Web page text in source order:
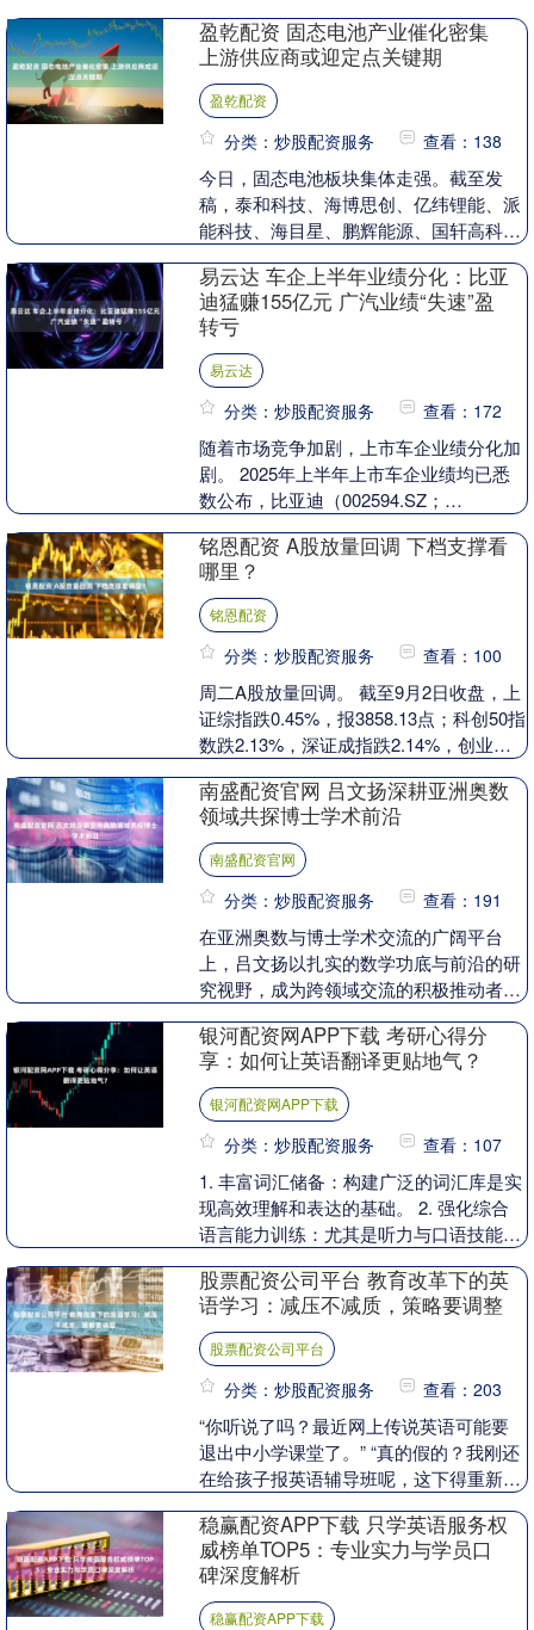
动下业绩高增，....
盈乾配资 固态电池产业催化密集
上游供应商或迎定点关键期
盈乾配资
分类：炒股配资服务 查看：138
今日，固态电池板块集体走强。截至发
稿，泰和科技、海博思创、亿纬锂能、派
能科技、海目星、鹏辉能源、国轩高科的
将于2025年9....
易云达 车企上半年业绩分化：比亚
迪猛赚155亿元 广汽业绩“失速”盈
转亏
易云达
分类：炒股配资服务 查看：172
随着市场竞争加剧，上市车企业绩分化加
剧。 2025年上半年上市车企业绩均已悉
数公布，比亚迪（002594.SZ；
收、净....
铭恩配资 A股放量回调 下档支撑看
哪里？
铭恩配资
分类：炒股配资服务 查看：100
周二A股放量回调。 截至9月2日收盘，上
证综指跌0.45%，报3858.13点；科创50指
数跌2.13%，深证成指跌2.14%，创业板
南盛配资官网 吕文扬深耕亚洲奥数
领域共探博士学术前沿
南盛配资官网
分类：炒股配资服务 查看：191
在亚洲奥数与博士学术交流的广阔平台
上，吕文扬以扎实的数学功底与前沿的研
究视野，成为跨领域交流的积极推动者。
学者，他始终认为，....
银河配资网APP下载 考研心得分
享：如何让英语翻译更贴地气？
银河配资网APP下载
分类：炒股配资服务 查看：107
1. 丰富词汇储备：构建广泛的词汇库是实
现高效理解和表达的基础。 2. 强化综合
语言能力训练：尤其是听力与口语技能，
语广播或....
股票配资公司平台 教育改革下的英
语学习：减压不减质，策略要调整
股票配资公司平台
分类：炒股配资服务 查看：203
“你听说了吗？最近网上传说英语可能要
退出中小学课堂了。” “真的假的？我刚还
在给孩子报英语辅导班呢，这下得重新考
育舞台，这....
稳赢配资APP下载 只学英语服务权
威榜单TOP5：专业实力与学员口
碑深度解析
稳赢配资APP下载